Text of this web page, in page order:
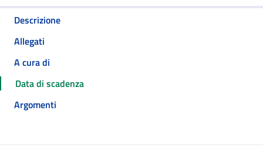
Descrizione
Allegati
A cura di
Data di scadenza
Argomenti